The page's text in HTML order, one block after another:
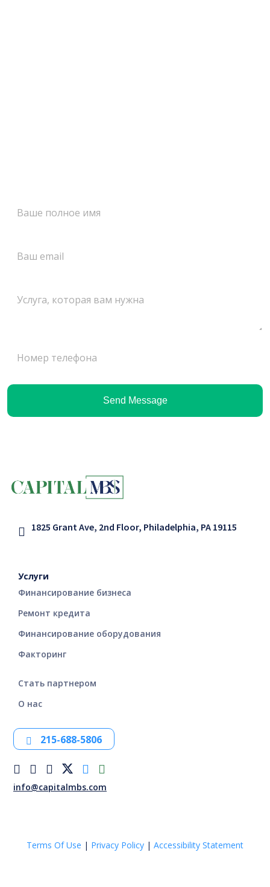
Send Message
1825 Grant Ave, 2nd Floor, Philadelphia, PA 19115
Услуги
Финансирование бизнеса
Ремонт кредита
Финансирование оборудования
Факторинг
Стать партнером
О нас
215-688-5806
info@capitalmbs.com
Terms Of Use | Privacy Policy | Accessibility Statement